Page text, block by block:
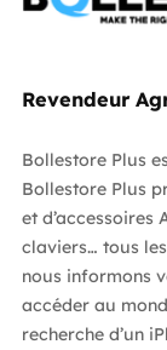
Revendeur
Bollestore Plus
Bollestore Plus
et d’accessoires
claviers… tous
nous informons
accéder au
recherche d’un